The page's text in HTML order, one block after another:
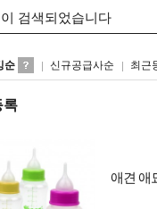
검색되었습니다
순 신규공급사순 최근
록
애견 애